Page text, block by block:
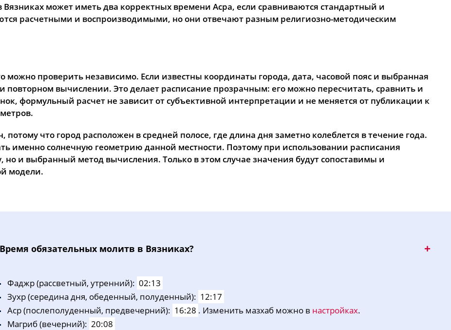
Вязниках может иметь два корректных времени Асра, если сравниваются стандартный и
расчетными и воспроизводимыми, но они отвечают разным религиозно-методическим
можно проверить независимо. Если известны координаты города, дата, часовой пояс и выбранная
повторном вычислении. Это делает расписание прозрачным: его можно пересчитать, сравнить и
формульный расчет не зависит от субъективной интерпретации и не меняется от публикации к
что город расположен в средней полосе, где длина дня заметно колеблется в течение года.
именно солнечную геометрию данной местности. Поэтому при использовании расписания
но и выбранный метод вычисления. Только в этом случае значения будут сопоставимы и
модели.
Bpeмя oбязaтeльных мoлитв в Вязниках?
Фaджp (рассветный, утренний): 02:13
Зухp (середина дня, обеденный, полуденный): 12:17
Acp (послеполуденный, предвечерний): 16:28 . Изменить мазхаб можно в настройках.
Maгриб (вечерний): 20:08